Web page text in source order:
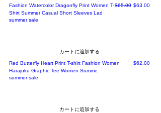
Fashion Watercolor Dragonfly Print Women T-
Shirt Summer Casual Short Sleeves Lad
通常価格
$65.00 セール価格
$63.00
summer sale
カートに追加する
Red Butterfly Heart Print T-shirt Fashion Women
Harajuku Graphic Tee Women Summe
価格
$62.00
summer sale
カートに追加する